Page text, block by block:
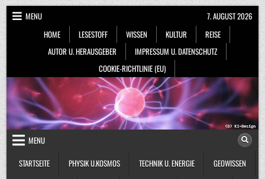
Skip
to
content
MENU
HOME
LESESTOFF WISSEN KULTUR
REISE
AUTOR U. HERAUSGEBER
IMPRESSUM U. DATENSCHUTZ
COOKIE-RICHTLINIE (EU)
7. AUGUST 2026
MENU
STARTSEITE
PHYSIK U.KOSMOS TECHNIK U. ENERGIE GEOWISSEN